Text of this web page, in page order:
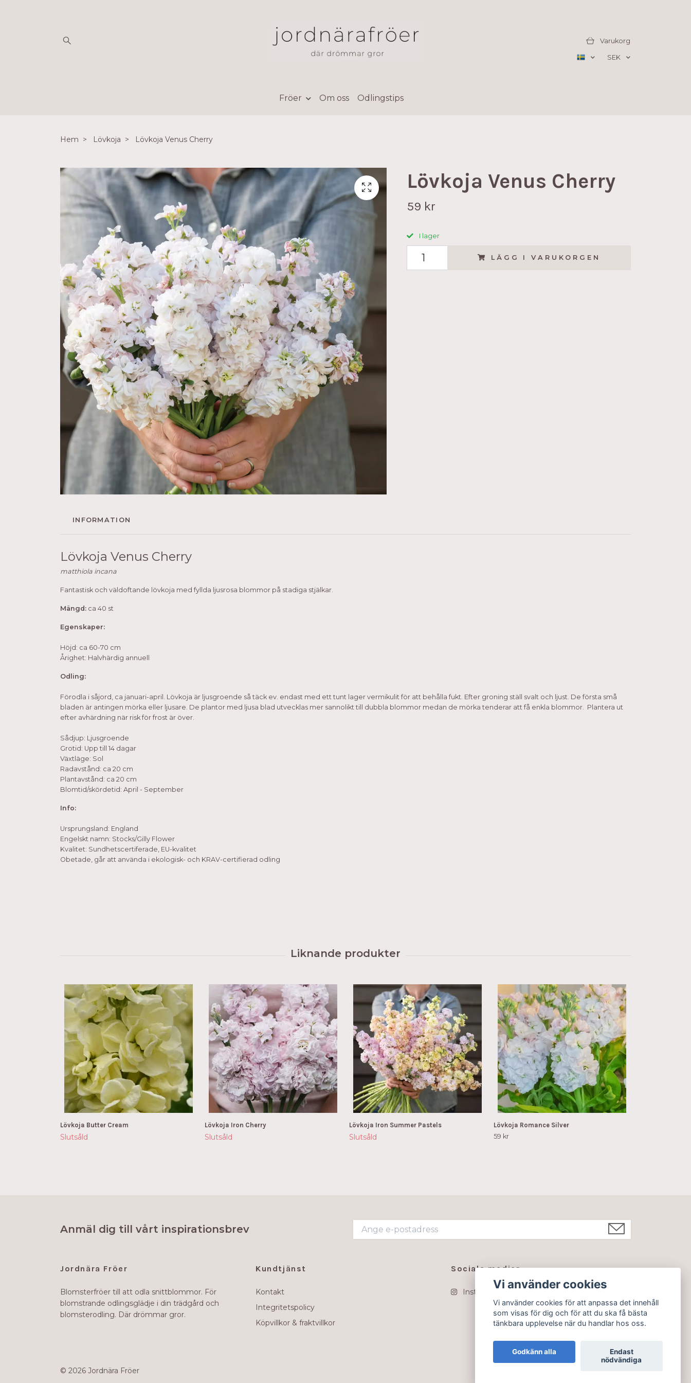
Varukorg
SEK
Fröer Om oss Odlingstips
Hem Lövkoja Lövkoja Venus Cherry
Lövkoja Venus Cherry
59 kr
I lager
LÄGG I VARUKORGEN
INFORMATION
Lövkoja Venus Cherry
matthiola incana
Fantastisk och väldoftande lövkoja med fyllda ljusrosa blommor på stadiga stjälkar.
Mängd: ca 40 st
Egenskaper:
Höjd: ca 60-70 cm
Årighet: Halvhärdig annuell
Odling:
Förodla i såjord, ca januari-april. Lövkoja är ljusgroende så täck ev. endast med ett tunt lager vermikulit för att behålla fukt. Efter groning ställ svalt och ljust. De första små
bladen är antingen mörka eller ljusare. De plantor med ljusa blad utvecklas mer sannolikt till dubbla blommor medan de mörka tenderar att få enkla blommor. Plantera ut
efter avhärdning när risk för frost är över.
Sådjup: Ljusgroende
Grotid: Upp till 14 dagar
Växtläge: Sol
Radavstånd: ca 20 cm
Plantavstånd: ca 20 cm
Blomtid/skördetid: April - September
Info:
Ursprungsland: England
Engelskt namn: Stocks/Gilly Flower
Kvalitet: Sundhetscertiferade, EU-kvalitet
Obetade, går att använda i ekologisk- och KRAV-certifierad odling
Lövkoja Butter Cream
Slutsåld
Lövkoja Iron Cherry
Slutsåld
Lövkoja Iron Summer Pastels
Slutsåld
Lövkoja Romance Silver
59 kr
Anmäl dig till vårt inspirationsbrev
Jordnära Fröer
Blomsterfröer till att odla snittblommor. För
blomstrande odlingsglädje i din trädgård och
blomsterodling. Där drömmar gror.
Kundtjänst
Kontakt
Integritetspolicy
Köpvillkor & fraktvillkor
Sociala medier
Instagram
© 2026 Jordnära Fröer
Vi använder cookies
Vi använder cookies för att anpassa det innehåll
som visas för dig och för att du ska få bästa
tänkbara upplevelse när du handlar hos oss.
Godkänn alla
Endast
nödvändiga